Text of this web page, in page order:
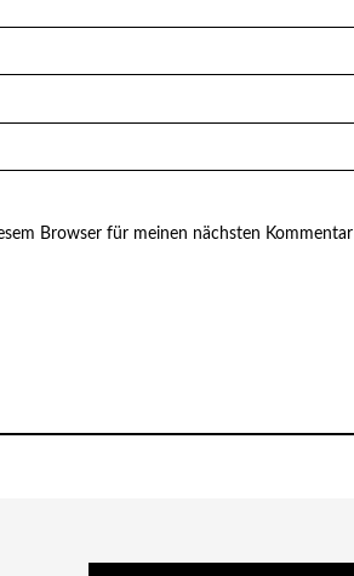
Browser für meinen nächsten Kommentar